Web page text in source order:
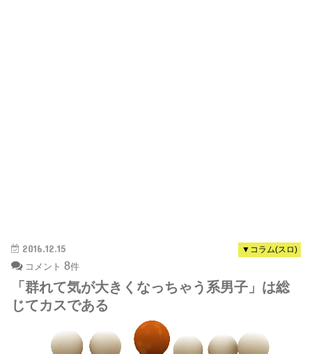
▼コラム(スロ)
2016.12.15
コメント 8件
「群れて気が大きくなっちゃう系男子」は総
じてカスである